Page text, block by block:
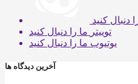
دنبال کنید
توییتر ما را دنبال کنید
یوتیوب ما را دنبال کنید
آخرین دیدگاه ها